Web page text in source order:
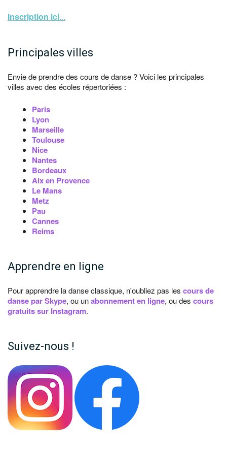
Inscription ici...
Principales villes
Envie de prendre des cours de danse ? Voici les principales
villes avec des écoles répertoriées :
Paris
Lyon
Marseille
Toulouse
Nice
Nantes
Bordeaux
Aix en Provence
Le Mans
Metz
Pau
Cannes
Reims
Apprendre en ligne
Pour apprendre la danse classique, n'oubliez pas les cours de
danse par Skype, ou unabonnement en ligne, ou des cours
gratuits sur Instagram.
Suivez-nous !